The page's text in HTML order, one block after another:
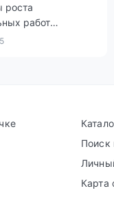
роста
работ
средний
Поиск
Карта